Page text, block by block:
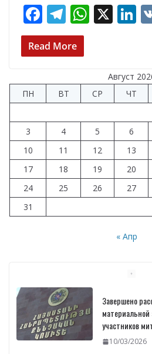
F
ac
e
o
o
k
T
el
e
a
m
W
A
p
p
X Li
e
n
Read More
Август
ПН
ВТ СР ЧТ
3
4 5 6
10
11 12 13
17
18 19 20
24
25 26 27
31
« Апр
Завершено
материальной
участников
10/03/2026